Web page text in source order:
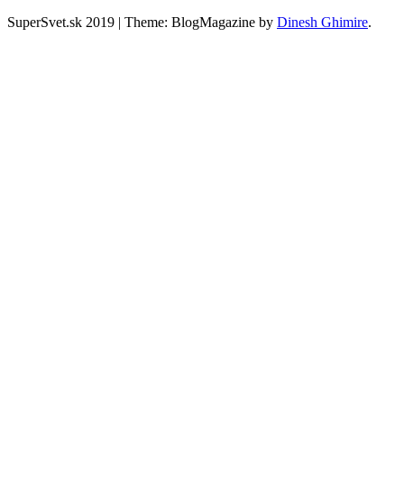
SuperSvet.sk 2019 | Theme: BlogMagazine by Dinesh Ghimire.